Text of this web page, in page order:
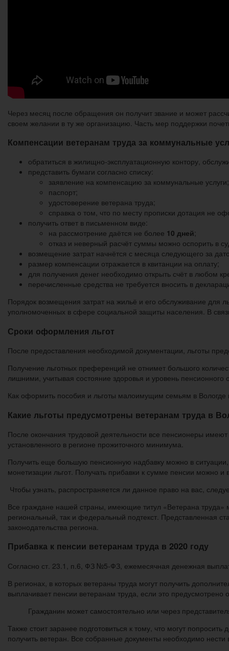
Через месяц после обращения он получит звание и может
своем желании в ту же организацию. Часть мер поддержки
Компенсации ветеранам труда за коммунальные
обратиться в жилищно-эксплуатационную контору,
представить бумаги согласно списку:
заявление на компенсацию за коммунальные услуги;
паспорт;
удостоверение ветерана труда;
справка о том, что по месту прописки дотация не
получить ответ в письменном виде:
на рассмотрение даётся не более 10 дней;
отказ и неверный расчёт суммы можно оспорить в
возмещение затрат начнётся с месяца следующего за
размер компенсации отражается в квитанции на оплату;
для получения денег необходимо открыть счёт в любом
перечисленные средства не требуется вносить в
Порядок возмещения затрат на жильё и его обслуживание для
уполномоченных в сфере социальной защиты населения. В
Сроки оформления льгот
После предоставления необходимой документации, льготы
Получение льготных преференций не отнимет большого
лишними, учитывая состояние здоровья и уровень пенсионного
Как оформить пособия и льготы малоимущим семьям в Вологде
Какие льготы предусмотрены ветеранам труда в
После окончания трудовой деятельности все пенсионеры
установленного в регионе прожиточного минимума.
Получить еще большую пенсионную надбавку можно в
монетизации льгот. Получать прибавки к сумме пенсии можно и
Чтобы узнать, распространяется ли данное право на вас,
Все граждане нашей страны, имеющие титул «Ветерана труда»
региональный, так и федеральный подтекст. Представленная
законодательства региона.
Прибавка к пенсии ветеранам труда в 2020 году
Согласно ст. 23.1, п.6, ФЗ №5-ФЗ, ежемесячная денежная
В регионах, в которых ветераны труда могут получить
выплачивает пенсии ветеранам труда, если это предусмотрено
Гражданин может самостоятельно или через
Также стоит заранее подготовиться к тому, что могут
получить ветеран. Все собранные документы необходимо